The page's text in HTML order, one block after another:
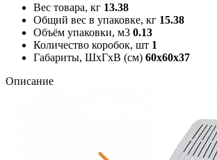
Вес товара, кг 13.38
Общий вес в упаковке, кг 15.38
Объём упаковки, м3 0.13
Количество коробок, шт 1
Габариты, ШxГxВ (см) 60x60x37
Описание